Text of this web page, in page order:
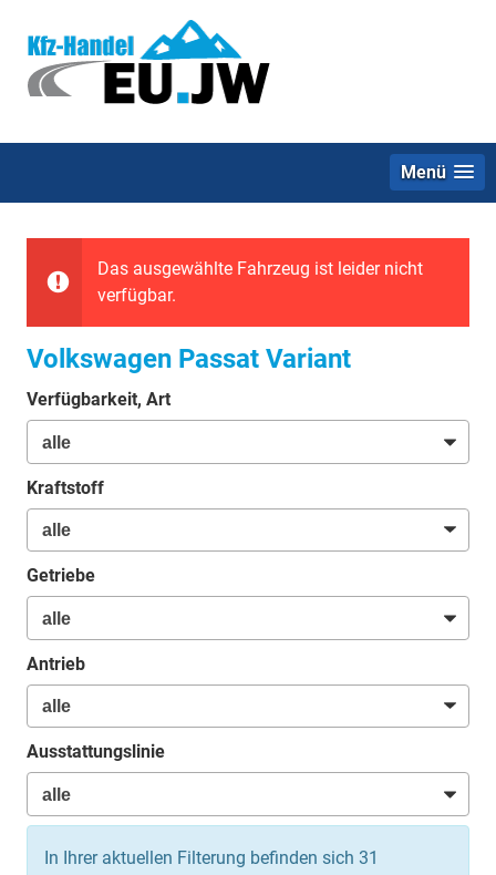
Menü
Das ausgewählte Fahrzeug ist leider nicht
verfügbar.
Volkswagen Passat Variant
Verfügbarkeit, Art
Kraftstoff
Getriebe
Antrieb
Ausstattungslinie
In Ihrer aktuellen Filterung befinden sich 31